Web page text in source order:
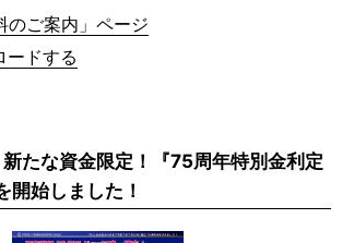
のご案内」ページ
ードする
新たな資金限定！『75周年特別金利定
開始しました！